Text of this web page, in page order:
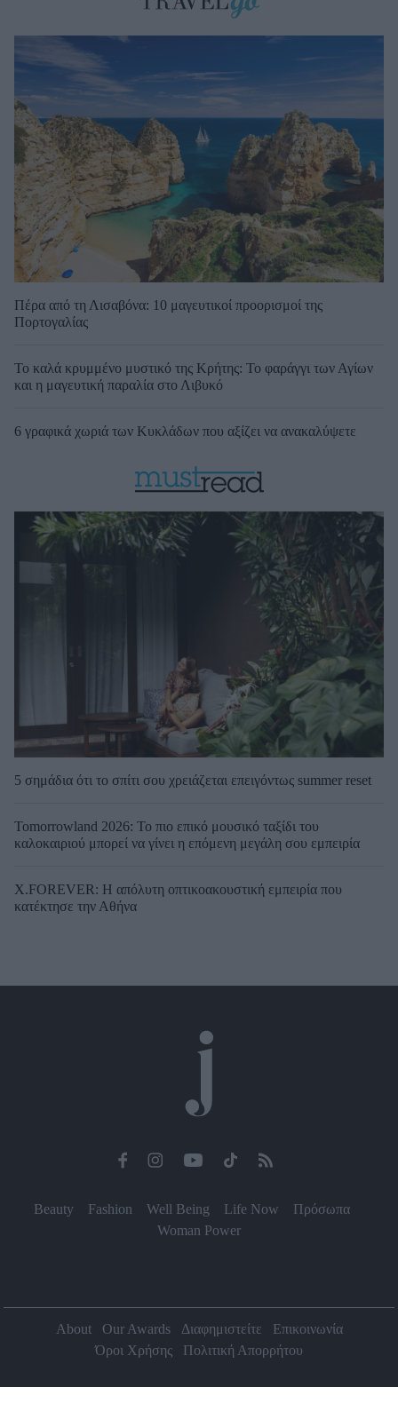
Πέρα από τη Λισαβόνα: 10 μαγευτικοί προορισμοί της
Πορτογαλίας
Το καλά κρυμμένο μυστικό της Κρήτης: Το φαράγγι των Αγίων
και η μαγευτική παραλία στο Λιβυκό
6 γραφικά χωριά των Κυκλάδων που αξίζει να ανακαλύψετε
5 σημάδια ότι το σπίτι σου χρειάζεται επειγόντως summer reset
Tomorrowland 2026: Το πιο επικό μουσικό ταξίδι του
καλοκαιριού μπορεί να γίνει η επόμενη μεγάλη σου εμπειρία
X.FOREVER: Η απόλυτη οπτικοακουστική εμπειρία που
κατέκτησε την Αθήνα
Beauty Fashion Well Being Life Now
Πρόσωπα
Woman Power
About Our Awards Διαφημιστείτε
Επικοινωνία
Όροι Χρήσης
Πολιτική Απορρήτου